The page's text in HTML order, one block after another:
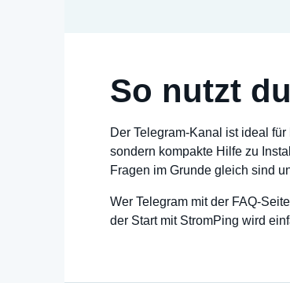
So nutzt
Der Telegram-Kanal ist ideal
sondern kompakte Hilfe zu
Fragen im Grunde gleich sind
Wer Telegram mit der FAQ-
der Start mit StromPing wird